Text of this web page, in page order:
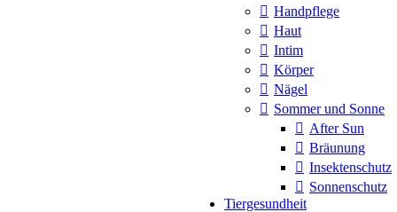
Handpflege
Haut
Intim
Körper
Nägel
Sommer und Sonne
After Sun
Bräunung
Insektenschutz
Sonnenschutz
Tiergesundheit